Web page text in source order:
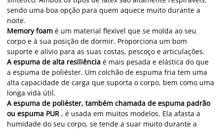
sendo uma boa opção para quem aquece muito durante a
noite.
Memory foam é um material flexível que se molda ao seu
corpo e à sua posição de dormir. Proporciona um bom
suporte e alívio para as suas costas, pescoço e articulações.
A espuma de alta resiliência é mais pesada e elástica do que
a espuma de poliéster. Um colchão de espuma fria tem uma
alta capacidade de carga que suporta o corpo, bem como uma
longa vida útil.
A espuma de poliéster, também chamada de espuma padrão
ou espuma PUR , é usada em muitos modelos. Ela afasta a
humidade do seu corpo, se tende a suar muito durante a